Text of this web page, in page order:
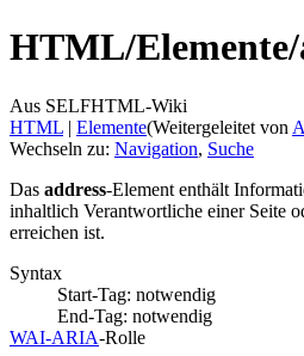
HTML/Elemente/
Aus SELFHTML-Wiki
HTML ‎ | Elemente(Weitergeleitet von
Wechseln zu: Navigation, Suche
Das address-Element enthält
inhaltlich Verantwortliche einer Seite
erreichen ist.
Syntax
Start-Tag: notwendig
End-Tag: notwendig
WAI‑ARIA‑Rolle